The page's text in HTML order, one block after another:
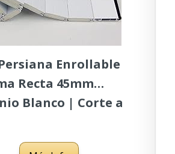
Enrollable
Recta 45mm
Blanco | Corte a
(ANCHO 50cm x